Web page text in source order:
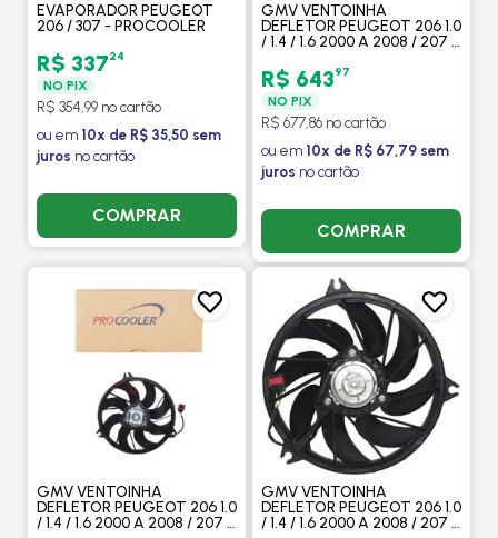
EVAPORADOR PEUGEOT
206 / 307 - PROCOOLER
R$ 33724
NO PIX
R$ 354,99 no cartão
ou em 10x de R$ 35,50 sem
juros no cartão
COMPRAR
GMV VENTOINHA
DEFLETOR PEUGEOT 206 1.0
/ 1.4 / 1.6 2000 A 2008 / 207 /
2013 COM AR - M. MARELLI
R$ 64397
NO PIX
R$ 677,86 no cartão
ou em 10x de R$ 67,79 sem
juros no cartão
COMPRAR
GMV VENTOINHA
DEFLETOR PEUGEOT 206 1.0
/ 1.4 / 1.6 2000 A 2008 / 207 /
GMV VENTOINHA
DEFLETOR PEUGEOT 206 1.0
/ 1.4 / 1.6 2000 A 2008 / 207 /